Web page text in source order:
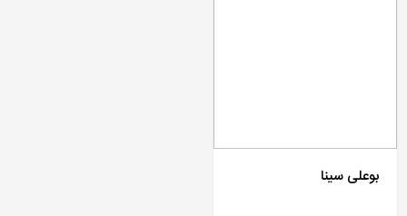
بوعلی سینا